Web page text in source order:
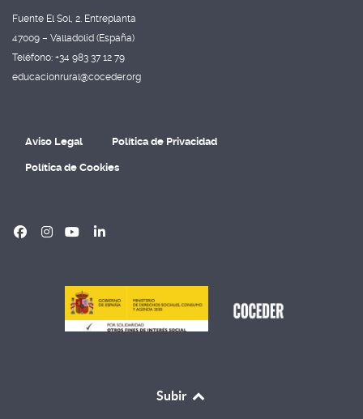
Fuente El Sol, 2. Entreplanta
47009 – Valladolid (España)
Teléfono: +34 983 37 12 79
educacionrural@coceder.org
Aviso Legal Política de Privacidad
Política de Cookies
Subir